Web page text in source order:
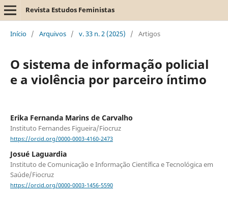
Revista Estudos Feministas
Início / Arquivos / v. 33 n. 2 (2025) / Artigos
O sistema de informação policial
e a violência por parceiro íntimo
Erika Fernanda Marins de Carvalho
Instituto Fernandes Figueira/Fiocruz
https://orcid.org/0000-0003-4160-2473
Josué Laguardia
Instituto de Comunicação e Informação Científica e Tecnológica em
Saúde/Fiocruz
https://orcid.org/0000-0003-1456-5590